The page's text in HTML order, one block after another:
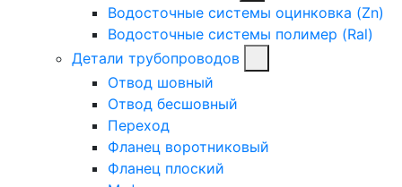
Водосточные системы оцинковка (Zn)
Водосточные системы полимер (Ral)
Детали трубопроводов
Отвод шовный
Отвод бесшовный
Переход
Фланец воротниковый
Фланец плоский